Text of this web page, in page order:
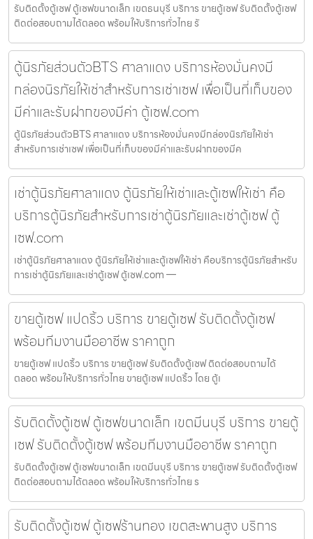
รับติดตั้งตู้เซฟ ตู้เซฟขนาดเล็ก เขตธนบุรี บริการ ขายตู้เซฟ รับติดตั้งตู้เซฟ
ติดต่อสอบถามได้ตลอด พร้อมให้บริการทั่วไทย รั
ตู้นิรภัยส่วนตัวBTS ศาลาแดง บริการห้องมั่นคงมี
กล่องนิรภัยให้เช่าสำหรับการเช่าเซฟ เพื่อเป็นที่เก็บของ
มีค่าและรับฝากของมีค่า ตู้เซฟ.com
ตู้นิรภัยส่วนตัวBTS ศาลาแดง บริการห้องมั่นคงมีกล่องนิรภัยให้เช่า
สำหรับการเช่าเซฟ เพื่อเป็นที่เก็บของมีค่าและรับฝากของมีค
เช่าตู้นิรภัยศาลาแดง ตู้นิรภัยให้เช่าและตู้เซฟให้เช่า คือ
บริการตู้นิรภัยสำหรับการเช่าตู้นิรภัยและเช่าตู้เซฟ ตู้
เซฟ.com
เช่าตู้นิรภัยศาลาแดง ตู้นิรภัยให้เช่าและตู้เซฟให้เช่า คือบริการตู้นิรภัยสำหรับ
การเช่าตู้นิรภัยและเช่าตู้เซฟ ตู้เซฟ.com —
ขายตู้เซฟ แปดริ้ว บริการ ขายตู้เซฟ รับติดตั้งตู้เซฟ
พร้อมทีมงานมืออาชีพ ราคาถูก
ขายตู้เซฟ แปดริ้ว บริการ ขายตู้เซฟ รับติดตั้งตู้เซฟ ติดต่อสอบถามได้
ตลอด พร้อมให้บริการทั่วไทย ขายตู้เซฟ แปดริ้ว โดย ตู้เ
รับติดตั้งตู้เซฟ ตู้เซฟขนาดเล็ก เขตมีนบุรี บริการ ขายตู้
เซฟ รับติดตั้งตู้เซฟ พร้อมทีมงานมืออาชีพ ราคาถูก
รับติดตั้งตู้เซฟ ตู้เซฟขนาดเล็ก เขตมีนบุรี บริการ ขายตู้เซฟ รับติดตั้งตู้เซฟ
ติดต่อสอบถามได้ตลอด พร้อมให้บริการทั่วไทย ร
รับติดตั้งตู้เซฟ ตู้เซฟร้านทอง เขตสะพานสูง บริการ